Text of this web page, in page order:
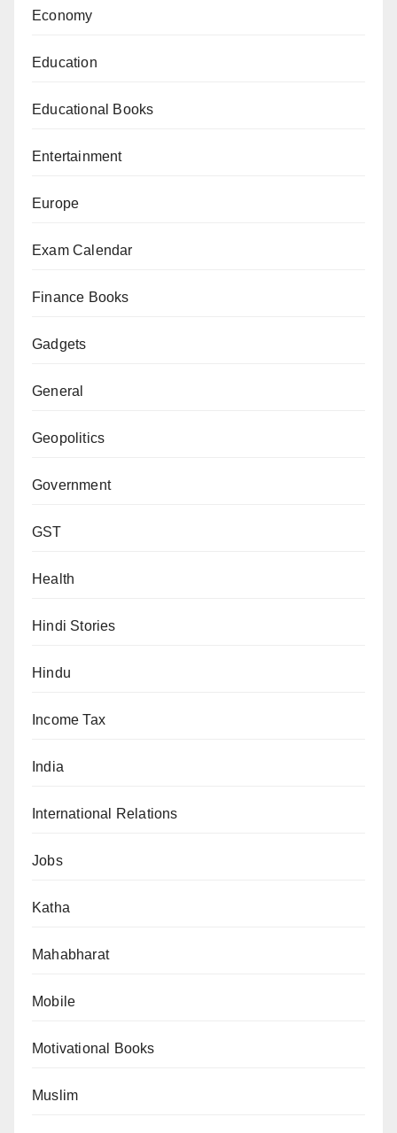
Economy
Education
Educational Books
Entertainment
Europe
Exam Calendar
Finance Books
Gadgets
General
Geopolitics
Government
GST
Health
Hindi Stories
Hindu
Income Tax
India
International Relations
Jobs
Katha
Mahabharat
Mobile
Motivational Books
Muslim